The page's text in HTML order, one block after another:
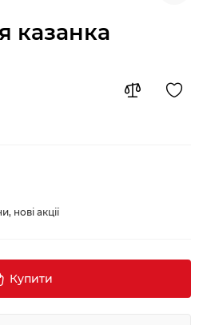
казанка
нові акції
Купити